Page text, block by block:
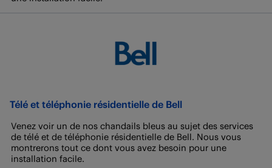
Télé et téléphonie résidentielle de Bell
Venez voir un de nos chandails bleus au sujet des services
de télé et de téléphonie résidentielle de Bell. Nous vous
montrerons tout ce dont vous avez besoin pour une
installation facile.